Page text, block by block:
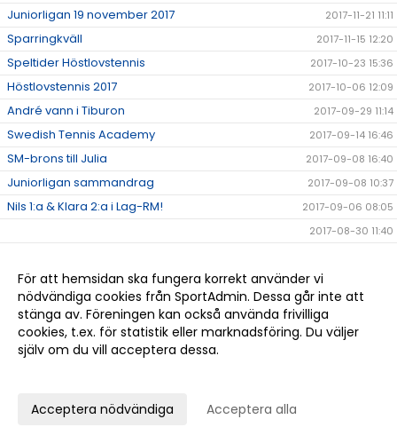
Juniorligan 19 november 2017 2017-11-21 11:11
Sparringkväll 2017-11-15 12:20
Speltider Höstlovstennis 2017-10-23 15:36
Höstlovstennis 2017 2017-10-06 12:09
André vann i Tiburon 2017-09-29 11:14
Swedish Tennis Academy 2017-09-14 16:46
SM-brons till Julia 2017-09-08 16:40
Juniorligan sammandrag 2017-09-08 10:37
Nils 1:a & Klara 2:a i Lag-RM!
2017-09-06 08:05
2017-08-30 11:40
Blixtdubbel på lördag 2017-07-24 11:47
Höllviksspelen Färdigspelat 2017-07-03 17:59
Nya medarbetare till Hösten! 2017-06-14 17:23
Dubbel-Bubbel med tennis och mingel
Tränare inför HT -17 sökes
För att hemsidan ska fungera korrekt använder vi
nödvändiga cookies från SportAdmin. Dessa går inte att
stänga av. Föreningen kan också använda frivilliga
cookies, t.ex. för statistik eller marknadsföring. Du väljer
själv om du vill acceptera dessa.
Acceptera nödvändiga Acceptera alla